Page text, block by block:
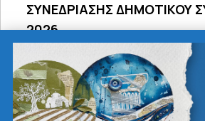
ΣΥΝΕΔΡΙΑΣΗΣ ΔΗΜΟΤΙΚΟΥ
2026
31/07/2026
ΠΡΟΣΚΛΗΣΗ 27ης